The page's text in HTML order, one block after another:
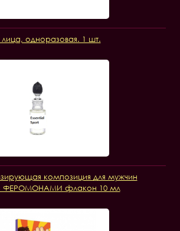
лица, одноразовая. 1 шт.
композиция для мужчин
С ФЕРОМОНАМИ флакон 10 мл